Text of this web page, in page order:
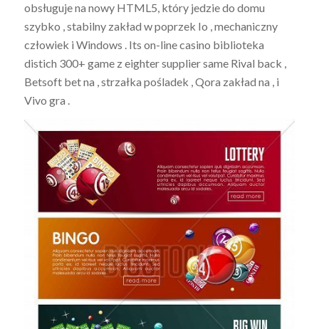
obsługuje na nowy HTML5, który jedzie do domu
szybko , stabilny zakład w poprzek Io , mechaniczny
człowiek i Windows . Its on-line casino biblioteka
distich 300+ game z eighter supplier same Rival back ,
Betsoft bet na , strzałka pośladek , Qora zakład na , i
Vivo gra .